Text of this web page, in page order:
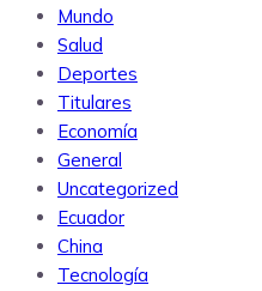
Mundo
Salud
Deportes
Titulares
Economía
General
Uncategorized
Ecuador
China
Tecnología